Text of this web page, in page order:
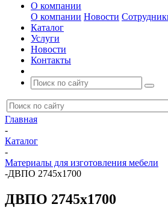
О компании
О компании Новости
Каталог
Услуги
Новости
Контакты
Главная
-
Каталог
-
Материалы для изготовления мебели
-ДВПО 2745х1700
ДВПО 2745х1700